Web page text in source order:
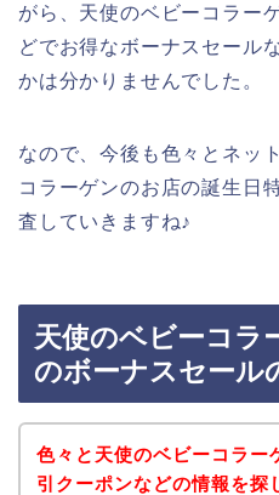
がら、天使のベビーコラー
どでお得なボーナスセール
かは分かりませんでした。
なので、今後も色々とネッ
コラーゲンのお店の誕生日
査していきますね♪
天使のベビーコラ
のボーナスセール
色々と天使のベビーコラー
引クーポンなどの情報を探